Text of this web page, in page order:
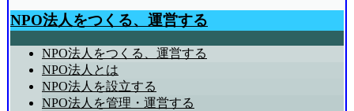
NPO法人をつくる、運営する
NPO法人をつくる、運営する
NPO法人とは
NPO法人を設立する
NPO法人を管理・運営する